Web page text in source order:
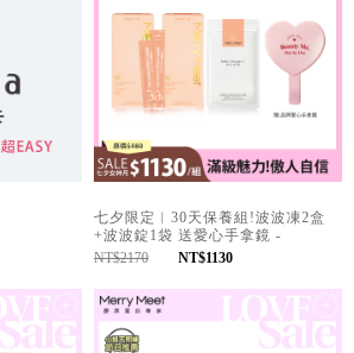
七夕限定︱30天保養組!波波凍2盒
+波波錠1袋 送愛心手拿鏡 -
MerryMeet
NT$2170 NT$1130